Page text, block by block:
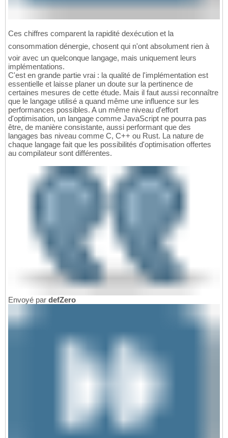
Ces chiffres comparent la rapidité dexécution et la
consommation dénergie, chosent qui n'ont absolument rien à
voir avec un quelconque langage, mais uniquement leurs
implémentations.
C'est en grande partie vrai : la qualité de l'implémentation est
essentielle et laisse planer un doute sur la pertinence de
certaines mesures de cette étude. Mais il faut aussi reconnaître
que le langage utilisé a quand même une influence sur les
performances possibles. A un même niveau d'effort
d'optimisation, un langage comme JavaScript ne pourra pas
être, de manière consistante, aussi performant que des
langages bas niveau comme C, C++ ou Rust. La nature de
chaque langage fait que les possibilités d'optimisation offertes
au compilateur sont différentes.
Envoyé par defZero